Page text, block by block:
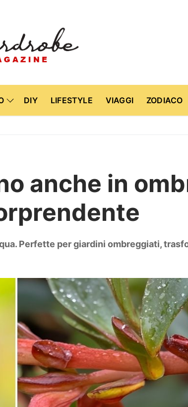
DIY LIFESTYLE VIAGGI ZODIACO
anche in
Perfette per giardini ombreggiati,